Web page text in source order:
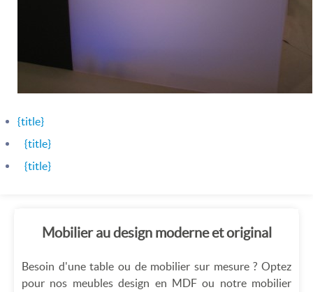
{title}
{title}
{title}
Mobilier au design moderne et original
Besoin d'une table ou de mobilier sur mesure ? Optez
pour nos meubles design en MDF ou notre mobilier